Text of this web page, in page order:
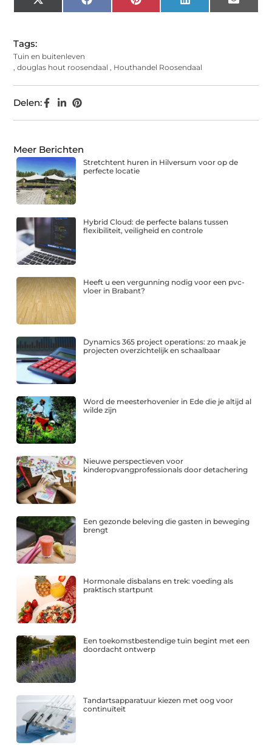
X
(Twitter)
Facebook Pinterest LinkedIn Email
Tags:
Tuin en buitenleven
,douglas hout roosendaal , Houthandel Roosendaal
Delen:
Meer Berichten
Stretchtent huren in Hilversum voor op de
perfecte locatie
Hybrid Cloud: de perfecte balans tussen
flexibiliteit, veiligheid en controle
Heeft u een vergunning nodig voor een pvc-
vloer in Brabant?
Dynamics 365 project operations: zo maak je
projecten overzichtelijk en schaalbaar
Word de meesterhovenier in Ede die je altijd al
wilde zijn
Nieuwe perspectieven voor
kinderopvangprofessionals door detachering
Een gezonde beleving die gasten in beweging
brengt
Hormonale disbalans en trek: voeding als
praktisch startpunt
Een toekomstbestendige tuin begint met een
doordacht ontwerp
Tandartsapparatuur kiezen met oog voor
continuïteit